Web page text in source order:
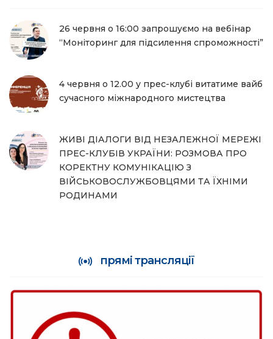
26 червня о 16:00 запрошуємо на вебінар
“Моніторинг для підсилення спроможності”
4 червня о 12.00 у прес-клубі витатиме вайб
сучасного міжнародного мистецтва
ЖИВІ ДІАЛОГИ ВІД НЕЗАЛЕЖНОЇ МЕРЕЖІ
ПРЕС-КЛУБІВ УКРАЇНИ: РОЗМОВА ПРО
КОРЕКТНУ КОМУНІКАЦІЮ З
ВІЙСЬКОВОСЛУЖБОВЦЯМИ ТА ЇХНІМИ
РОДИНАМИ
прямі трансляції